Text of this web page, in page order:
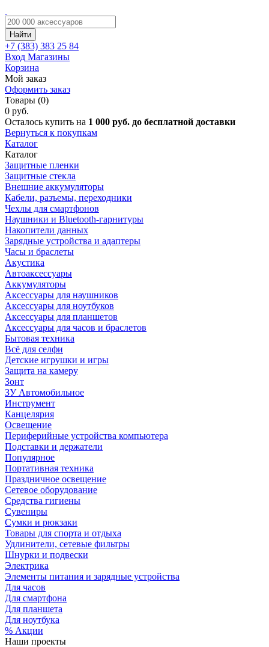
Найти
+7 (383) 383 25 84
Вход Магазины
Корзина
Мой заказ
Оформить заказ
Товары (0)
0 руб.
Осталось купить на 1 000 руб. до бесплатной доставки
Вернуться к покупкам
Каталог
Каталог
Защитные пленки
Защитные стекла
Внешние аккумуляторы
Кабели, разъемы, переходники
Чехлы для смартфонов
Наушники и Bluetooth-гарнитуры
Накопители данных
Зарядные устройства и адаптеры
Часы и браслеты
Акустика
Автоаксессуары
Аккумуляторы
Аксессуары для наушников
Аксессуары для ноутбуков
Аксессуары для планшетов
Аксессуары для часов и браслетов
Бытовая техника
Всё для селфи
Детские игрушки и игры
Защита на камеру
Зонт
ЗУ Автомобильное
Инструмент
Канцелярия
Освещение
Периферийные устройства компьютера
Подставки и держатели
Популярное
Портативная техника
Праздничное освещение
Сетевое оборудование
Средства гигиены
Сувениры
Сумки и рюкзаки
Товары для спорта и отдыха
Удлинители, сетевые фильтры
Шнурки и подвески
Электрика
Элементы питания и зарядные устройства
Для часов
Для смартфона
Для планшета
Для ноутбука
% Акции
Наши проекты